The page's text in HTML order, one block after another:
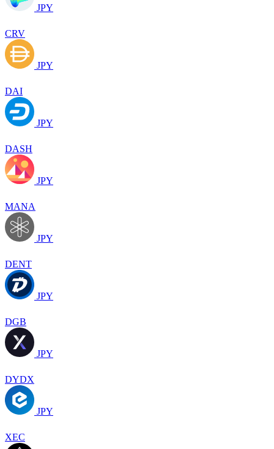
JPY
CRV
JPY
DAI
JPY
DASH
JPY
MANA
JPY
DENT
JPY
DGB
JPY
DYDX
JPY
XEC